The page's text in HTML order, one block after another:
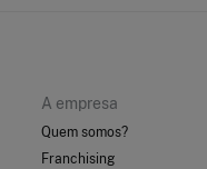
A empresa
Quem somos?
Franchising